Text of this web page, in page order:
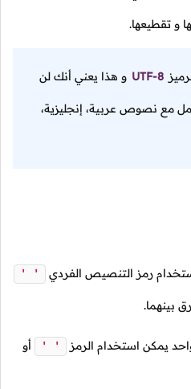
و تقطيعها.
UTF-8 و هذا يعني أنك لن
مع نصوص عربية، إنجليزية،
رمز التنصيص الفردي ' '
بينهما.
يمكن استخدام الرمز ' ' أو